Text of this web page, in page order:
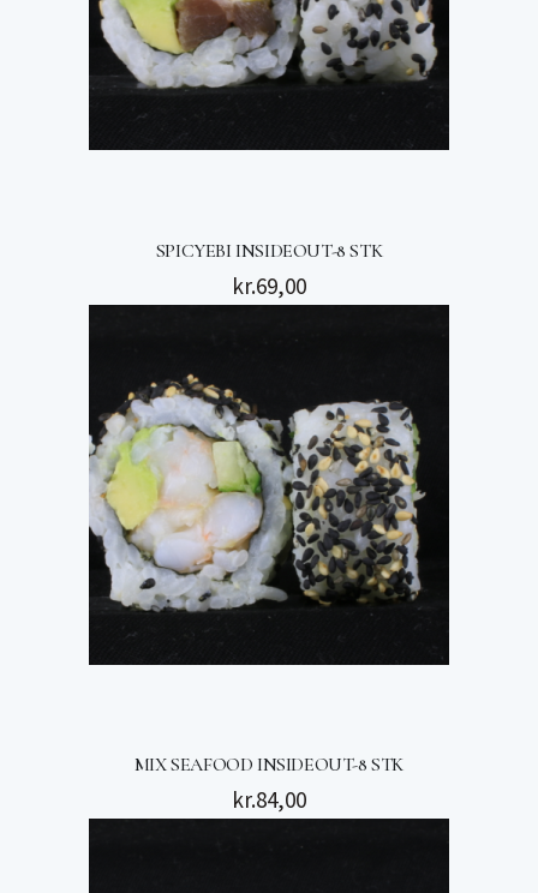
SPICYEBI INSIDEOUT-8 STK
kr.69,00
MIX SEAFOOD INSIDEOUT-8 STK
kr.84,00